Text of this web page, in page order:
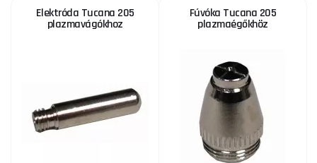
Rövid A 101-es elektróda LT101 égőhöz
Rövid fúvókaátmérő 1,2 mm az LT81 esetében
1 585 Ft
Elektróda Tucana 205
plazmavágókhoz
Fúvóka Tucana 205
plazmaégőkhöz